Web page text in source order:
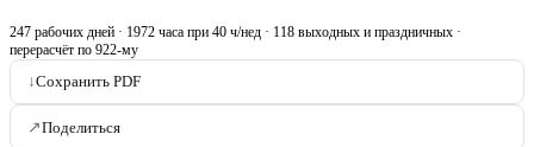
247 рабочих дней · 1972 часа при 40 ч/нед · 118 выходных и праздничных ·
перерасчёт по 922-му
↓Сохранить PDF
↗Поделиться